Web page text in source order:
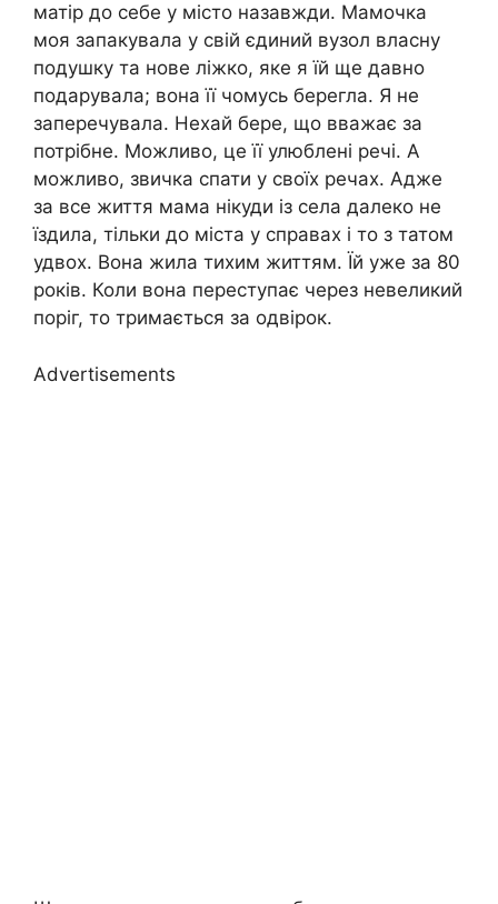
матір до себе у місто назавжди. Мамочка
моя запакувала у свій єдиний вузол власну
подушку та нове ліжко, яке я їй ще давно
подарувала; вона її чомусь берегла. Я не
заперечувала. Нехай бере, що вважає за
потрібне. Можливо, це її улюблені речі. А
можливо, звичка спати у своїх речах. Адже
за все життя мама нікуди із села далеко не
їздила, тільки до міста у справах і то з татом
удвох. Вона жила тихим життям. Їй уже за 80
років. Коли вона переступає через невеликий
поріг, то тримається за одвірок.
Advertisements